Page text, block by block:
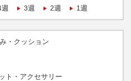
3週 2週 1週
・クッション
ト・アクセサリー